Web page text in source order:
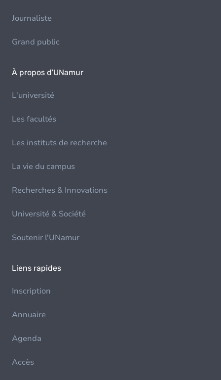
Journaliste
Grand public
À propos d'UNamur
L'université
Les facultés
Les instituts de recherche
La vie du campus
Recherches & Innovations
Université & Société
Soutenir l'UNamur
Liens rapides
Inscription
Annuaire
Agenda
Accès